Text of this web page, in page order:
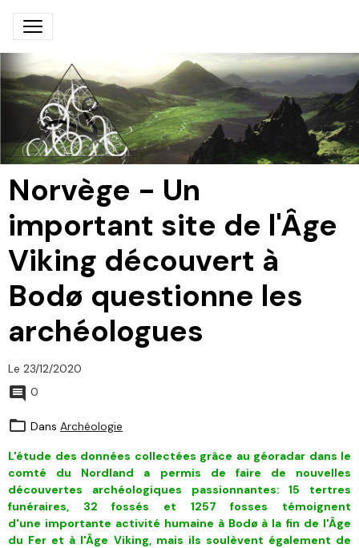
Norvège - Un
important site de l'Âge
Viking découvert à
Bodø questionne les
archéologues
Le 23/12/2020
0
Dans Archéologie
L'étude des données collectées grâce au géoradar dans le
comté du Nordland a permis de faire de nouvelles
découvertes archéologiques passionnantes: 15 tertres
funéraires, 32 fossés et 1257 fosses témoignent
d'une importante activité humaine à Bodø à la fin de l'Âge
du Fer et à l'Âge Viking, mais ils soulèvent également de